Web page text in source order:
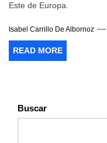
Este de Europa.
Isabel Carrillo De Albornoz
READ MORE
Buscar